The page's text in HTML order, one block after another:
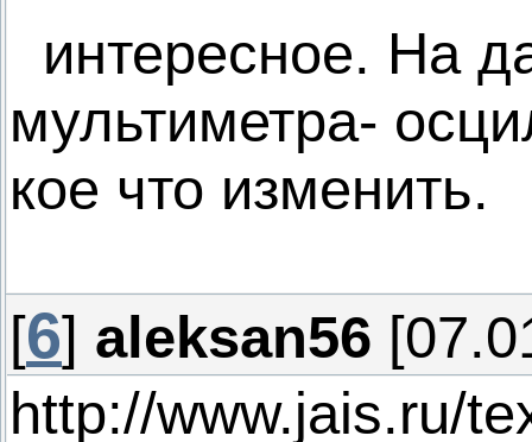
интересное. На
мультиметра-
кое что изменить.
[6] aleksan56
http://www.jais.ru/